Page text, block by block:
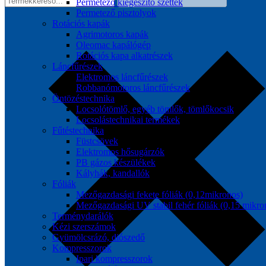
Permetező pisztolyok
Rotációs kapák
Agrimotoros kapák
Oleomac kapálógép
Rotációs kapa alkatrészek
Láncfűrészek
Elektromos láncfűrészek
Robbanómotoros láncfűrészek
Öntözéstechnika
Locsolótömlő, egyéb tömlők, tömlőkocsik
Locsolástechnikai termékek
Fűtéstechnika
Füstcsövek
Elektromos hősugárzók
PB gázos készülékek
Kályhák, kandallók
Fóliák
Mezőgazdasági fekete fóliák (0,12mikronos)
Mezőgazdasági UV stabil fehér fóliák (0,15
Terménydarálók
Kézi szerszámok
Gyümölcsrázó, diószedő
Kompresszorok
Ipari kompresszorok